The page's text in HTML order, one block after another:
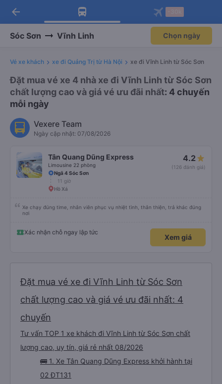
Tải app Vexere ngay!
Nhận ưu đãi thành viên độc
Mở app
Tải app Vexere
-30k/ghế khi đặt vé máy bay qua
Mở app
arrow_back
Sóc Sơn Vĩnh Linh Chọn ngày
Vé xe khách xe đi Quảng Trị từ Hà Nội xe đi Vĩnh Linh từ Sóc Sơn
Đặt mua vé xe 4 nhà xe đi Vĩnh Linh từ Sóc Sơn
chất lượng cao và giá vé ưu đãi nhất: 4 chuyến
mỗi ngày
Vexere Team
Ngày cập nhật: 07/08/2026
Tân Quang Dũng Express
Limousine 22 phòng
4.2
(126 đánh giá)
Ngã 4 Sóc Sơn
11 giờ
Hồ Xá
Xe chạy đúng time, nhân viên phục vụ nhiệt tình, thân thiện, trả khác đúng
nơi
Xác nhận chỗ ngay lập tức
Xem giá
Đặt mua vé xe đi Vĩnh Linh từ Sóc Sơn
chất lượng cao và giá vé ưu đãi nhất: 4
chuyến
Tư vấn TOP 1 xe khách đi Vĩnh Linh từ Sóc Sơn chất
lượng cao, uy tín, giá rẻ nhất 08/2026
🚌 1. Xe Tân Quang Dũng Express khởi hành tại
02 ĐT131